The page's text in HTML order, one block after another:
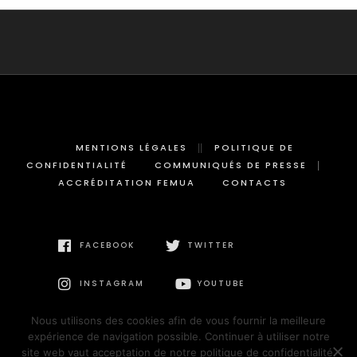
MENTIONS LÉGALES
POLITIQUE DE
CONFIDENTIALITÉ
COMMUNIQUÉS DE PRESSE
ACCRÉDITATION FEMUA
CONTACTS
FACEBOOK TWITTER
INSTAGRAM YOUTUBE
Nous utilisons des cookies afin de vous fournir la meilleure
expérience de navigation possible. Continuer à utiliser notre
site web vaut acceptation de notre politique de confidentialité.